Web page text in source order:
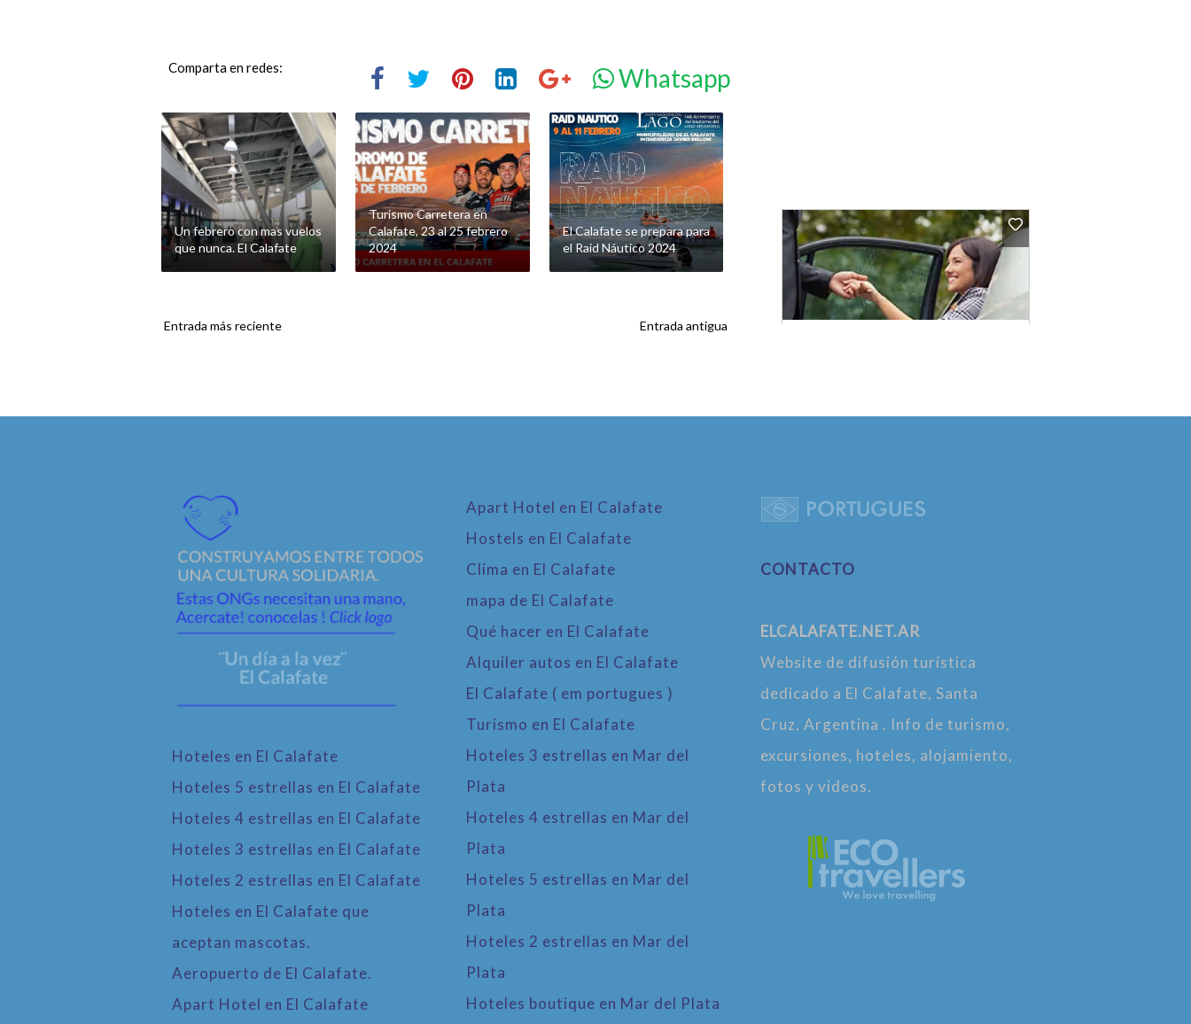
Comparta en redes: Whatsapp
Un febrero con mas vuelos
que nunca. El Calafate
Turismo Carretera en
Calafate, 23 al 25 febrero
2024
El Calafate se prepara para
el Raid Náutico 2024
Entrada más reciente Entrada antigua
Hoteles en El Calafate
Hoteles 5 estrellas en El Calafate
Hoteles 4 estrellas en El Calafate
Hoteles 3 estrellas en El Calafate
Hoteles 2 estrellas en El Calafate
Hoteles en El Calafate que
aceptan mascotas.
Aeropuerto de El Calafate.
Apart Hotel en El Calafate
Apart Hotel en El Calafate
Hostels en El Calafate
Clima en El Calafate
mapa de El Calafate
Qué hacer en El Calafate
Alquiler autos en El Calafate
El Calafate ( em portugues )
Turismo en El Calafate
Hoteles 3 estrellas en Mar del
Plata
Hoteles 4 estrellas en Mar del
Plata
Hoteles 5 estrellas en Mar del
Plata
Hoteles 2 estrellas en Mar del
Plata
Hoteles boutique en Mar del Plata
CONTACTO
ELCALAFATE.NET.AR
Website de difusión turística
dedicado a El Calafate, Santa
Cruz, Argentina . Info de turismo,
excursiones, hoteles, alojamiento,
fotos y videos.